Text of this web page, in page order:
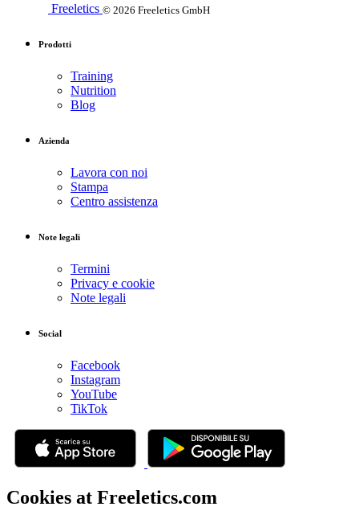
Freeletics © 2026 Freeletics GmbH
Prodotti
Training
Nutrition
Blog
Azienda
Lavora con noi
Stampa
Centro assistenza
Note legali
Termini
Privacy e cookie
Note legali
Social
Facebook
Instagram
YouTube
TikTok
Cookies at Freeletics.com